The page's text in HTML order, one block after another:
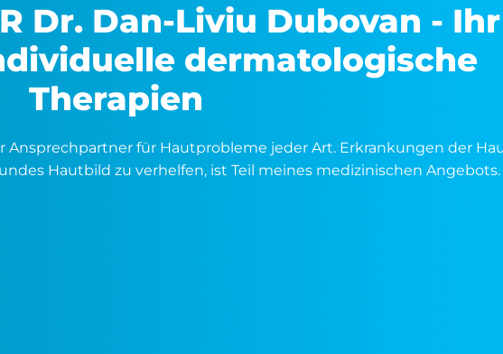
Dr. Dan-Liviu Dubovan - Ihr
dermatologische
Therapien
für Hautprobleme jeder Art. Erkrankungen der
Hautbild zu verhelfen, ist Teil meines medizinischen Angebots.